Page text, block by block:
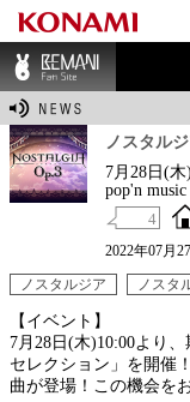
BEMANI Fan Sit
ノスタル
7月28日(
pop'n
4
2022年07月
ノスタルジア
ノスタ
【イベント】
7月28日(木)10:00より
セレクション」を開催
曲が登場！この機会を